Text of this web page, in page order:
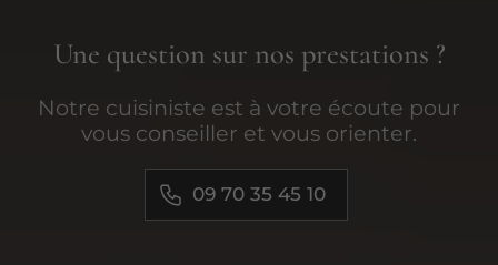
Une question sur nos prestations ?
Notre cuisiniste est à votre écoute pour
vous conseiller et vous orienter.
09 70 35 45 10